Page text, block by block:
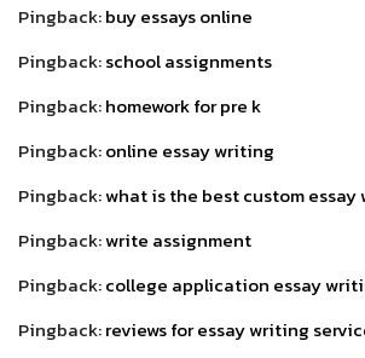
Pingback:buy essays online
Pingback:school assignments
Pingback:homework for pre k
Pingback:online essay writing
Pingback:what is the best custom
Pingback:write assignment
Pingback:college application essay
Pingback:reviews for essay writing